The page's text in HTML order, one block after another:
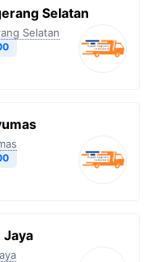
Selatan
Selatan
Jaya